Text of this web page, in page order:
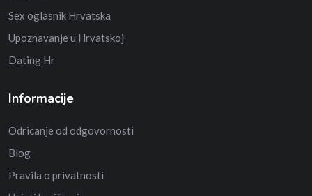
Sex oglasnik Hrvatska
Upoznavanje u Hrvatskoj
Dating Hr
Informacije
Odricanje od odgovornosti
Blog
Pravila o privatnosti